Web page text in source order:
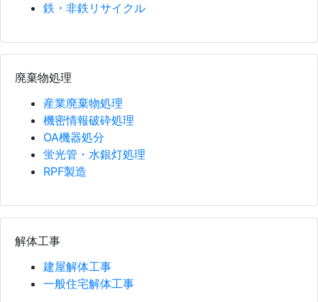
鉄・非鉄リサイクル
廃棄物処理
産業廃棄物処理
機密情報破砕処理
OA機器処分
蛍光管・水銀灯処理
RPF製造
解体工事
建屋解体工事
一般住宅解体工事